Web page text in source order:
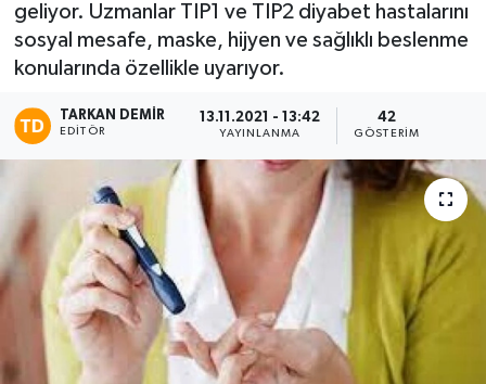
geliyor. Uzmanlar TIP1 ve TIP2 diyabet hastalarını
sosyal mesafe, maske, hijyen ve sağlıklı beslenme
konularında özellikle uyarıyor.
TARKAN DEMIR
EDITÖR
13.11.2021 - 13:42
YAYINLANMA
42
GÖSTERIM
Son Dakika Haberleri